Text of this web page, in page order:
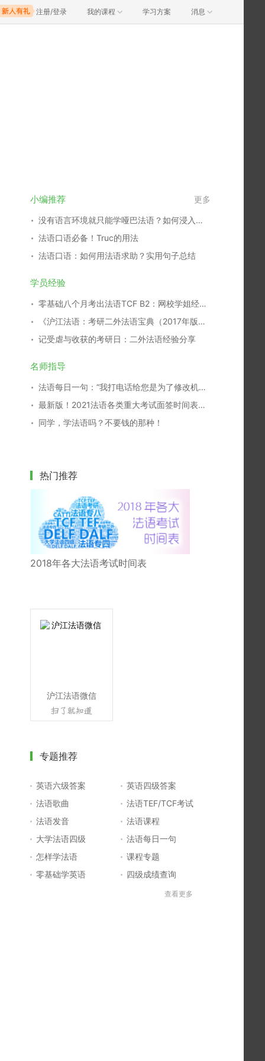
注册/登录 我的课程 学习方案 消息
小编推荐 更多
没有语言环境就只能学哑巴法语？如何浸入式学语言！
法语口语必备！Truc的用法
法语口语：如何用法语求助？实用句子总结
学员经验
零基础八个月考出法语TCF B2：网校学姐经验分享
《沪江法语：考研二外法语宝典（2017年版）》开放下载！
记受虐与收获的考研日：二外法语经验分享
名师指导
法语每日一句：“我打电话给您是为了修改机票日期”法语怎么说？
最新版！2021法语各类重大考试面签时间表，一键收藏！
同学，学法语吗？不要钱的那种！
热门推荐
2018年各大法语考试时间表
沪江法语微信
专题推荐
英语六级答案
英语四级答案
法语歌曲
法语TEF/TCF考试
法语发音
法语课程
大学法语四级
法语每日一句
怎样学法语
课程专题
零基础学英语
四级成绩查询
四六级成绩查询
查看更多